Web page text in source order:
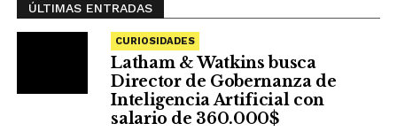
ÚLTIMAS ENTRADAS
CURIOSIDADES
Latham & Watkins busca
Director de Gobernanza de
Inteligencia Artificial con
salario de 360.000$